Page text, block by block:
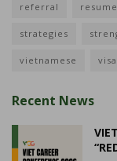
referral resume
strategies
vietnamese visa
Recent News